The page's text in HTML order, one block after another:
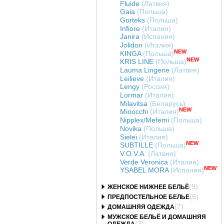
Fluide (Латвия)
Gaia (Польша)
Gorteks (Польша)
Infiore (Италия)
Janira (Испания)
Jolidon (Италия)
KINGA (Польша)NEW
KRIS LINE (Польша) NEW
Lauma Lingerie (Латвия)
Leilieve (Италия)
Lengy (Россия)
Lormar (Италия)
Milavitsa (Беларусь)
Mioocchi (Италия) NEW
Nipplex/Mefemi (Польша)
Novika (Польша)
Sielei (Италия)
SUBTILLE (Польша)NEW
V.O.V.A. (Латвия)
Verde Veronica (Италия)
YSABEL MORA(Испания) NEW
ЖЕНСКОЕ НИЖНЕЕ БЕЛЬЁ(9)
ПРЕДПОСТЕЛЬНОЕ БЕЛЬЕ(6)
ДОМАШНЯЯ ОДЕЖДА(7)
МУЖСКОЕ БЕЛЬЁ И ДОМАШНЯЯ